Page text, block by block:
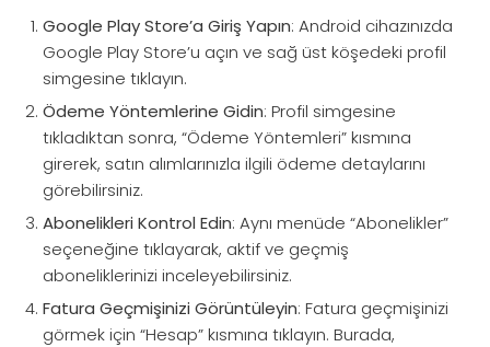
Google Play Store’a Giriş Yapın: Android cihazınızda
Google Play Store’u açın ve sağ üst köşedeki profil
simgesine tıklayın.
Ödeme Yöntemlerine Gidin: Profil simgesine
tıkladıktan sonra, “Ödeme Yöntemleri” kısmına
girerek, satın alımlarınızla ilgili ödeme detaylarını
görebilirsiniz.
Abonelikleri Kontrol Edin: Aynı menüde “Abonelikler”
seçeneğine tıklayarak, aktif ve geçmiş
aboneliklerinizi inceleyebilirsiniz.
Fatura Geçmişinizi Görüntüleyin: Fatura geçmişinizi
görmek için “Hesap” kısmına tıklayın. Burada,